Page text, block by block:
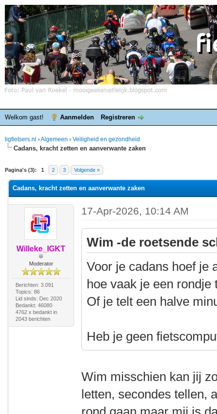
Welkom gast! Aanmelden Registreren
ligfietsers.nl ›Algemeen › Veiligheid en gezondheid
Cadans, kracht zetten en aanverwante zaken
Pagina's (3): 1 2 3 Volgende »
waardering is 0
Cadans, kracht zetten en aanverwante zaken
Willeke_IGKT
Moderator
Berichten: 3.091
Topics: 86
Lid sinds: Dec 2020
Bedankt: 46080
4762 x bedankt in
2043 berichten
17-Apr-2026, 10:14 AM
Wim -de roetsende
Voor je cadans hoef je
hoe vaak je een rondje
Of je telt een halve
Heb je geen
Wim misschien kan jij
letten, secondes tellen,